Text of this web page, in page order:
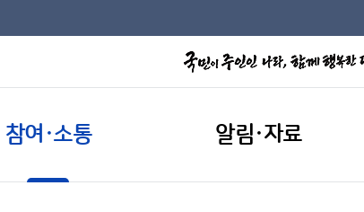
참여·소통 알림·자료